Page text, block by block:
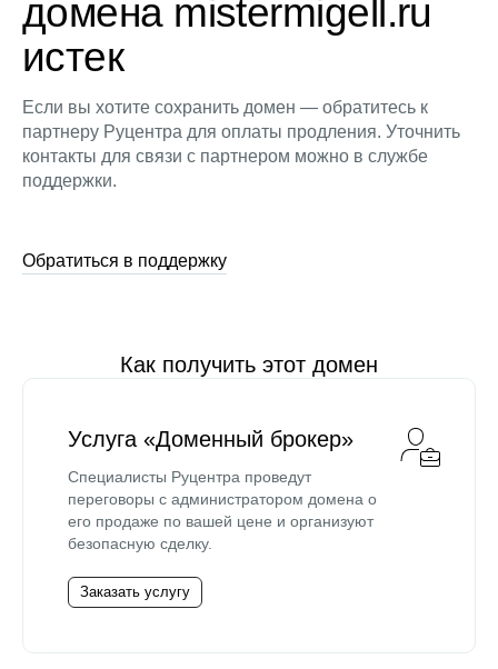
домена mistermigell.ru
истек
Если вы хотите сохранить домен — обратитесь к
партнеру Руцентра для оплаты продления. Уточнить
контакты для связи с партнером можно в службе
поддержки.
Обратиться в поддержку
Как получить этот домен
Услуга «Доменный брокер»
Специалисты Руцентра проведут
переговоры с администратором домена о
его продаже по вашей цене и организуют
безопасную сделку.
Заказать услугу